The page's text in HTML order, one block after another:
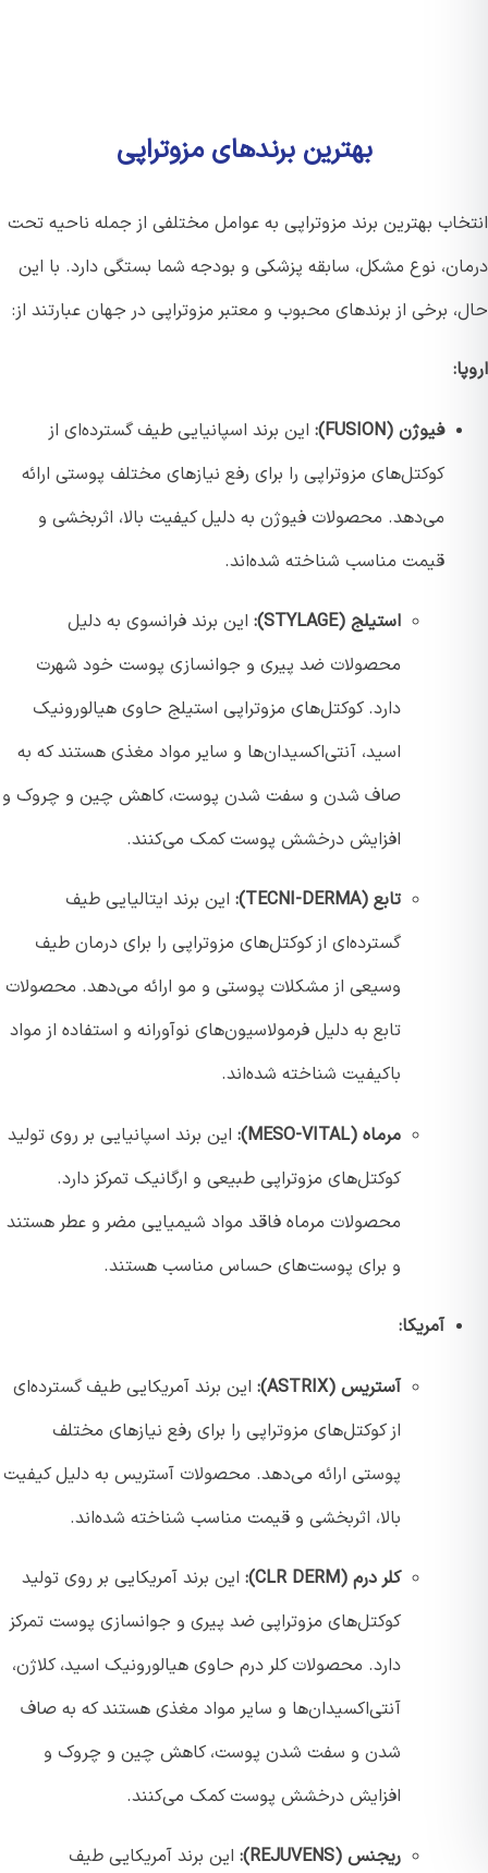
بهترین برندهای مزوتراپی
بهترین برند مزوتراپی به عوامل مختلفی از جمله ناحیه تحت
نوع مشکل، سابقه پزشکی و بودجه شما بستگی دارد. با این
برخی از برندهای محبوب و معتبر مزوتراپی در جهان عبارتند از:
فیوژن (FUSION):
این برند اسپانیایی طیف گسترده‌ای از
کوکتل‌های مزوتراپی را برای رفع نیازهای مختلف پوستی ارائه
می‌دهد. محصولات فیوژن به دلیل کیفیت بالا، اثربخشی و
قیمت مناسب شناخته شده‌اند.
استیلج (STYLAGE):
این برند فرانسوی به دلیل
محصولات ضد پیری و جوانسازی پوست خود شهرت
دارد. کوکتل‌های مزوتراپی استیلج حاوی هیالورونیک
اسید، آنتی‌اکسیدان‌ها و سایر مواد مغذی هستند که به
صاف شدن و سفت شدن پوست، کاهش چین و چروک و
افزایش درخشش پوست کمک می‌کنند.
تابع (TECNI-DERMA):
این برند ایتالیایی طیف
گسترده‌ای از کوکتل‌های مزوتراپی را برای درمان طیف
وسیعی از مشکلات پوستی و مو ارائه می‌دهد. محصولات
تابع به دلیل فرمولاسیون‌های نوآورانه و استفاده از مواد
باکیفیت شناخته شده‌اند.
مرماه (MESO-VITAL):
این برند اسپانیایی بر روی تولید
کوکتل‌های مزوتراپی طبیعی و ارگانیک تمرکز دارد.
محصولات مرماه فاقد مواد شیمیایی مضر و عطر هستند
و برای پوست‌های حساس مناسب هستند.
آمریکا:
آستریس (ASTRIX):
این برند آمریکایی طیف گسترده‌ای
از کوکتل‌های مزوتراپی را برای رفع نیازهای مختلف
پوستی ارائه می‌دهد. محصولات آستریس به دلیل کیفیت
بالا، اثربخشی و قیمت مناسب شناخته شده‌اند.
کلر درم (CLR DERM):
این برند آمریکایی بر روی تولید
کوکتل‌های مزوتراپی ضد پیری و جوانسازی پوست تمرکز
دارد. محصولات کلر درم حاوی هیالورونیک اسید، کلاژن،
آنتی‌اکسیدان‌ها و سایر مواد مغذی هستند که به صاف
شدن و سفت شدن پوست، کاهش چین و چروک و
افزایش درخشش پوست کمک می‌کنند.
ریجنس (REJUVENS): این برند آمریکایی طیف